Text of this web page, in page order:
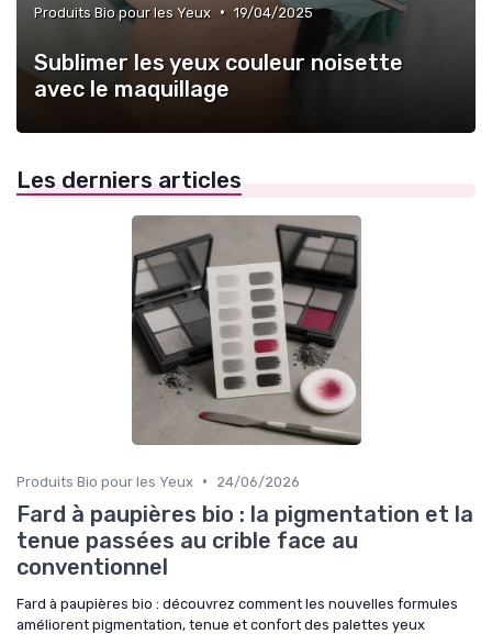
Produits Bio pour les Yeux • 19/04/2025
Sublimer les yeux couleur noisette
avec le maquillage
Les derniers articles
Produits Bio pour les Yeux • 24/06/2026
Fard à paupières bio : la pigmentation et la
tenue passées au crible face au
conventionnel
Fard à paupières bio : découvrez comment les nouvelles formules
améliorent pigmentation, tenue et confort des palettes yeux